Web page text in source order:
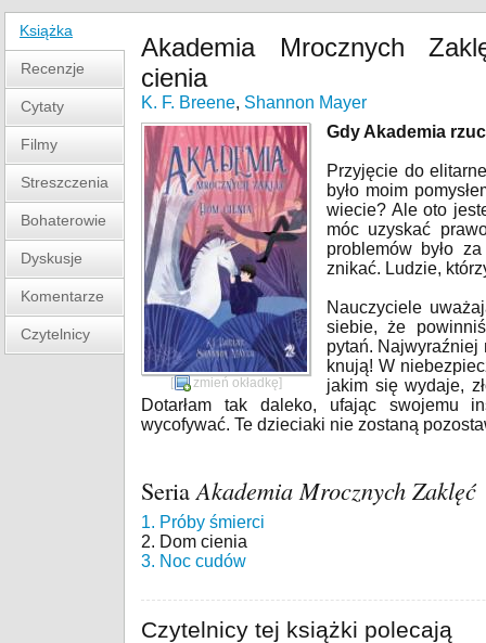
Książka
Recenzje
Cytaty
Filmy
Streszczenia
Bohaterowie
Dyskusje
Komentarze
Czytelnicy
Akademia Mrocznych
cienia
K. F. Breene, Shannon Mayer
[ zmień okładkę]
Gdy Akademia
Przyjęcie do
było moim
wiecie? Ale oto
móc uzyskać
problemów było
znikać. Ludzie,
Nauczyciele
siebie, że
pytań. Najwyraźniej
knują! W
jakim się wydaje,
Dotarłam tak daleko, ufając swojemu
wycofywać. Te dzieciaki nie zostaną
SeriaAkademia Mrocznych Zaklęć
1. Próby śmierci
2. Dom cienia
3. Noc cudów
Czytelnicy tej książki polecają